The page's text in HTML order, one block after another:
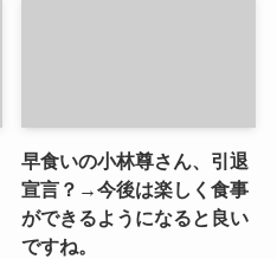
早食いの小林尊さん、引退
宣言？→今後は楽しく食事
ができるようになると良い
ですね。